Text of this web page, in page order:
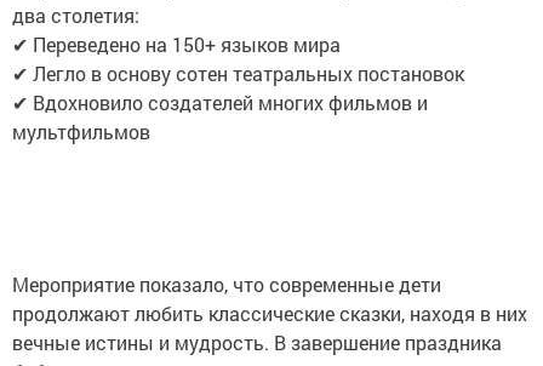
два столетия:
✔ Переведено на 150+ языков мира
✔ Легло в основу сотен театральных постановок
✔ Вдохновило создателей многих фильмов и
мультфильмов
Мероприятие показало, что современные дети
продолжают любить классические сказки, находя в них
вечные истины и мудрость. В завершение праздника